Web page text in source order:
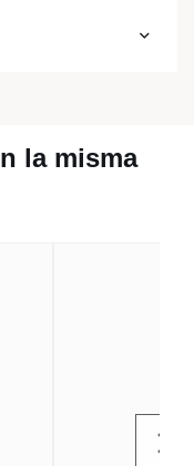
la misma